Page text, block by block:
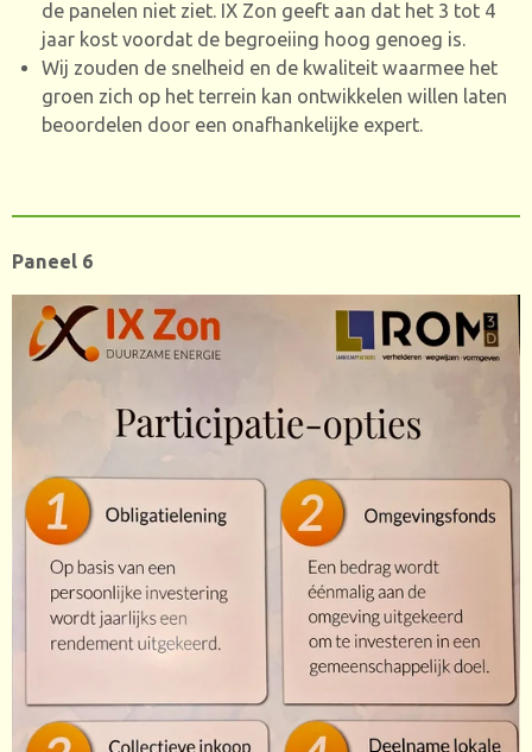
de panelen niet ziet. IX Zon geeft aan dat het 3 tot 4
jaar kost voordat de begroeiing hoog genoeg is.
Wij zouden de snelheid en de kwaliteit waarmee het
groen zich op het terrein kan ontwikkelen willen laten
beoordelen door een onafhankelijke expert.
Paneel 6